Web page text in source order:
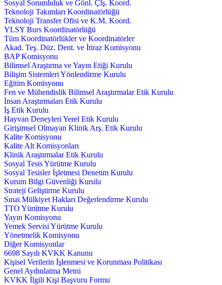
Sosyal Sorumluluk ve Gönl. Çlş. Koord.
Teknoloji Takımları Koordinatörlüğü
Teknoloji Transfer Ofisi ve K.M. Koord.
YLSY Burs Koordinatörlüğü
Tüm Koordinatörlükler ve Koordinatörler
Akad. Teş. Düz. Dent. ve İtiraz Komisyonu
BAP Komisyonu
Bilimsel Araştırma ve Yayın Etiği Kurulu
Bilişim Sistemleri Yönlendirme Kurulu
Eğitim Komisyonu
Fen ve Mühendislik Bilimsel Araştırmalar Etik Kurulu
İnsan Araştırmaları Etik Kurulu
İş Etik Kurulu
Hayvan Deneyleri Yerel Etik Kurulu
Girişimsel Olmayan Klinik Arş. Etik Kurulu
Kalite Komisyonu
Kalite Alt Komisyonları
Klinik Araştırmalar Etik Kurulu
Sosyal Tesis Yürütme Kurulu
Sosyal Tesisler İşletmesi Denetim Kurulu
Kurum Bilgi Güvenliği Kurulu
Strateji Geliştirme Kurulu
Sınai Mülkiyet Hakları Değerlendirme Kurulu
TTO Yürütme Kurulu
Yayın Komisyonu
Yemek Servisi Yürütme Kurulu
Yönetmelik Komisyonu
Diğer Komisyonlar
6698 Sayılı KVKK Kanunu
Kişisel Verilerin İşlenmesi ve Korunması Politikası
Genel Aydınlatma Metni
KVKK İlgili Kişi Başvuru Formu